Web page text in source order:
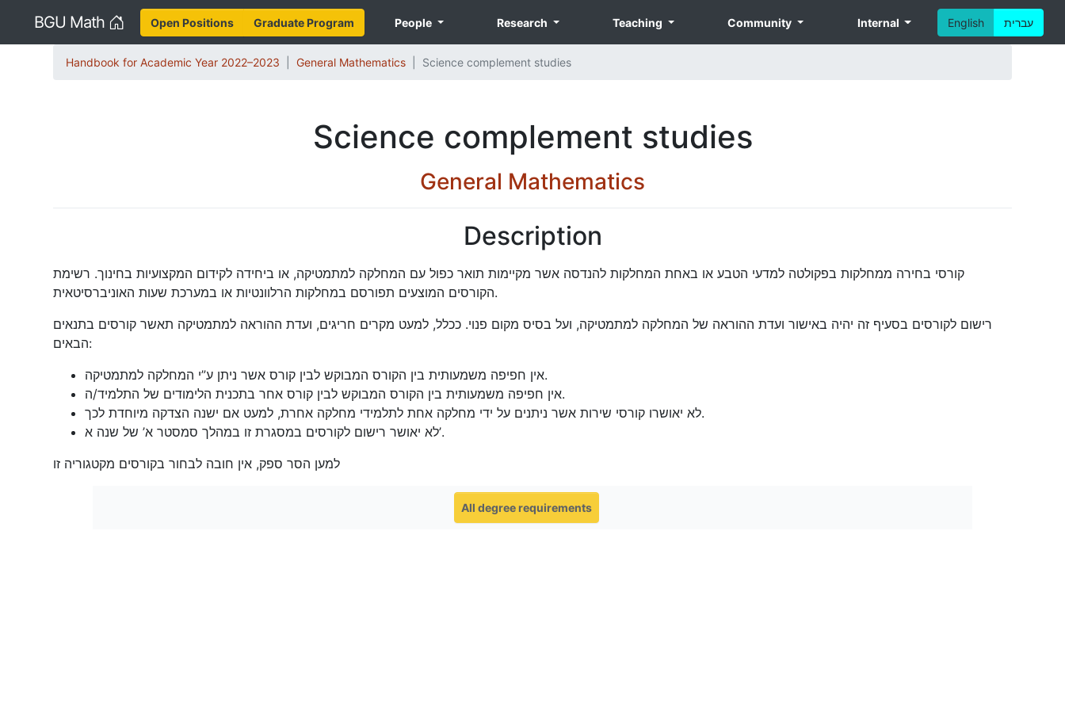
BGU Math Home English עברית Open Positions Graduate Program People Research Teaching Community Internal
Handbook for Academic Year 2022–2023 General Mathematics Science complement studies
Science complement studies
General Mathematics
Description
קורסי בחירה ממחלקות בפקולטה למדעי הטבע או באחת המחלקות להנדסה אשר מקיימות תואר כפול עם המחלקה למתמטיקה, או ביחידה לקידום המקצועיות בחינוך. רשימת
הקורסים המוצעים תפורסם במחלקות הרלוונטיות או במערכת שעות האוניברסיטאית.
רישום לקורסים בסעיף זה יהיה באישור ועדת ההוראה של המחלקה למתמטיקה, ועל בסיס מקום פנוי. ככלל, למעט מקרים חריגים, ועדת ההוראה למתמטיקה תאשר קורסים בתנאים
הבאים:
אין חפיפה משמעותית בין הקורס המבוקש לבין קורס אשר ניתן ע”י המחלקה למתמטיקה.
אין חפיפה משמעותית בין הקורס המבוקש לבין קורס אחר בתכנית הלימודים של התלמיד/ה.
לא יאושרו קורסי שירות אשר ניתנים על ידי מחלקה אחת לתלמידי מחלקה אחרת, למעט אם ישנה הצדקה מיוחדת לכך.
לא יאושר רישום לקורסים במסגרת זו במהלך סמסטר א’ של שנה א’.
למען הסר ספק, אין חובה לבחור בקורסים מקטגוריה זו
All degree requirements